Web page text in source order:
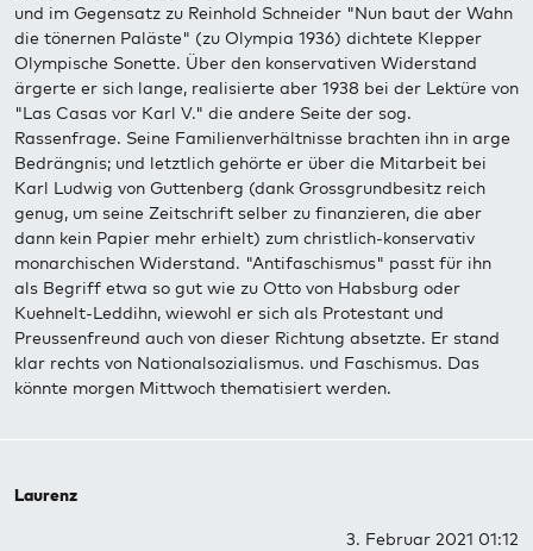
und im Gegensatz zu Reinhold Schneider "Nun baut der Wahn
die tönernen Paläste" (zu Olympia 1936) dichtete Klepper
Olympische Sonette. Über den konservativen Widerstand
ärgerte er sich lange, realisierte aber 1938 bei der Lektüre von
"Las Casas vor Karl V." die andere Seite der sog.
Rassenfrage. Seine Familienverhältnisse brachten ihn in arge
Bedrängnis; und letztlich gehörte er über die Mitarbeit bei
Karl Ludwig von Guttenberg (dank Grossgrundbesitz reich
genug, um seine Zeitschrift selber zu finanzieren, die aber
dann kein Papier mehr erhielt) zum christlich-konservativ
monarchischen Widerstand. "Antifaschismus" passt für ihn
als Begriff etwa so gut wie zu Otto von Habsburg oder
Kuehnelt-Leddihn, wiewohl er sich als Protestant und
Preussenfreund auch von dieser Richtung absetzte. Er stand
klar rechts von Nationalsozialismus. und Faschismus. Das
könnte morgen Mittwoch thematisiert werden.
Laurenz
3. Februar 2021 01:12